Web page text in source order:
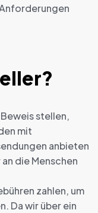
stellen,
mit
anbieten
die Menschen
zahlen, um
Da wir über ein